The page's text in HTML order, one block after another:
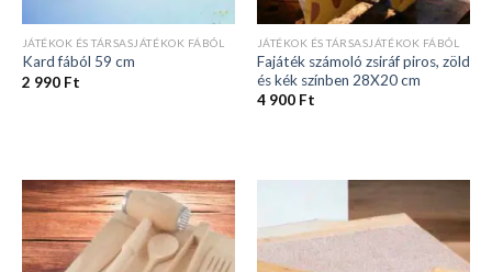
JÁTÉKOK ÉS TÁRSASJÁTÉKOK FÁBÓL
Kard fából 59 cm
2 990 Ft
JÁTÉKOK ÉS TÁRSASJÁTÉKOK FÁBÓL
Fajáték számoló zsiráf piros, zöld
és kék színben 28X20 cm
4 900 Ft